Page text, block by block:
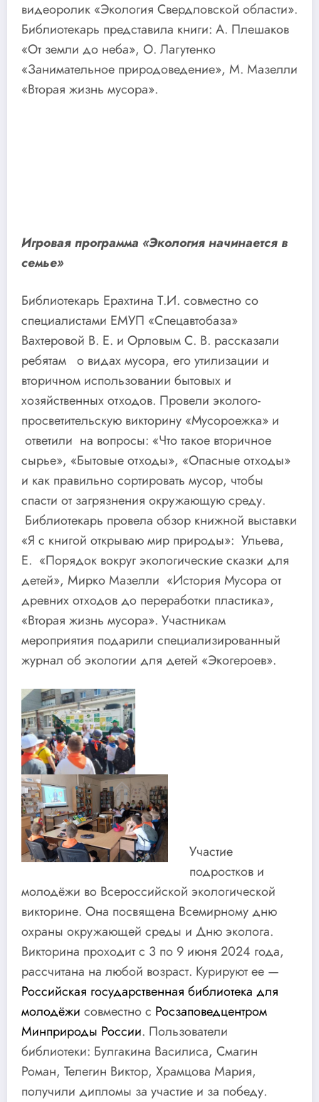
видеоролик «Экология Свердловской области».
Библиотекарь представила книги: А. Плешаков
«От земли до неба», О. Лагутенко
«Занимательное природоведение», М. Мазелли
«Вторая жизнь мусора».
Игровая программа «Экология начинается в
семье»
Библиотекарь Ерахтина Т.И. совместно со
специалистами ЕМУП «Спецавтобаза»
Вахтеровой В. Е. и Орловым С. В. рассказали
ребятам о видах мусора, его утилизации и
вторичном использовании бытовых и
хозяйственных отходов. Провели эколого-
просветительскую викторину «Мусороежка» и
ответили на вопросы: «Что такое вторичное
сырье», «Бытовые отходы», «Опасные отходы»
и как правильно сортировать мусор, чтобы
спасти от загрязнения окружающую среду.
Библиотекарь провела обзор книжной выставки
«Я с книгой открываю мир природы»: Ульева,
Е. «Порядок вокруг экологические сказки для
детей», Мирко Мазелли «История Мусора от
древних отходов до переработки пластика»,
«Вторая жизнь мусора». Участникам
мероприятия подарили специализированный
журнал об экологии для детей «Экогероев».
Участие
подростков и
молодёжи во Всероссийской экологической
викторине. Она посвящена Всемирному дню
охраны окружающей среды и Дню эколога.
Викторина проходит с 3 по 9 июня 2024 года,
рассчитана на любой возраст. Курируют ее —
Российская государственная библиотека для
молодёжи совместно с Росзаповедцентром
Минприроды России. Пользователи
библиотеки: Булгакина Василиса, Смагин
Роман, Телегин Виктор, Храмцова Мария,
получили дипломы за участие и за победу.